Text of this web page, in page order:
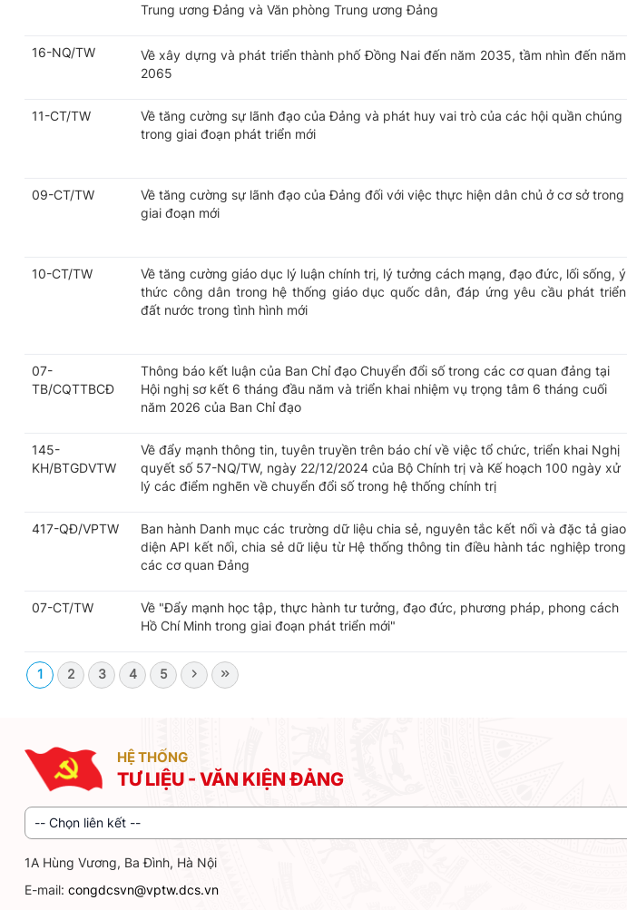
Trung ương Đảng và Văn phòng Trung ương Đảng
16-NQ/TW
Về xây dựng và phát triển thành phố Đồng Nai đến năm 2035, tầm nhìn đến năm
2065
11-CT/TW
Về tăng cường sự lãnh đạo của Đảng và phát huy vai trò của các hội quần chúng
trong giai đoạn phát triển mới
09-CT/TW
Về tăng cường sự lãnh đạo của Đảng đối với việc thực hiện dân chủ ở cơ sở trong
giai đoạn mới
10-CT/TW
Về tăng cường giáo dục lý luận chính trị, lý tưởng cách mạng, đạo đức, lối sống, ý
thức công dân trong hệ thống giáo dục quốc dân, đáp ứng yêu cầu phát triển
đất nước trong tình hình mới
07-
TB/CQTTBCĐ
Thông báo kết luận của Ban Chỉ đạo Chuyển đổi số trong các cơ quan đảng tại
Hội nghị sơ kết 6 tháng đầu năm và triển khai nhiệm vụ trọng tâm 6 tháng cuối
năm 2026 của Ban Chỉ đạo
145-
KH/BTGDVTW
Về đẩy mạnh thông tin, tuyên truyền trên báo chí về việc tổ chức, triển khai Nghị
quyết số 57-NQ/TW, ngày 22/12/2024 của Bộ Chính trị và Kế hoạch 100 ngày xử
lý các điểm nghẽn về chuyển đổi số trong hệ thống chính trị
417-QĐ/VPTW
Ban hành Danh mục các trường dữ liệu chia sẻ, nguyên tắc kết nối và đặc tả giao
diện API kết nối, chia sẻ dữ liệu từ Hệ thống thông tin điều hành tác nghiệp trong
các cơ quan Đảng
07-CT/TW
Về "Đẩy mạnh học tập, thực hành tư tưởng, đạo đức, phương pháp, phong cách
Hồ Chí Minh trong giai đoạn phát triển mới"
1 2 3 4 5
HỆ THỐNG
TƯ LIỆU - VĂN KIỆN ĐẢNG
-- Chọn liên kết --
1A Hùng Vương, Ba Đình, Hà Nội
E-mail: congdcsvn@vptw.dcs.vn